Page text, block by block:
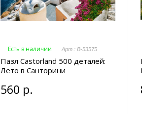
Есть в наличии Арт.: B-53575
Пазл Castorland 500 деталей:
Лето в Санторини
560 р.